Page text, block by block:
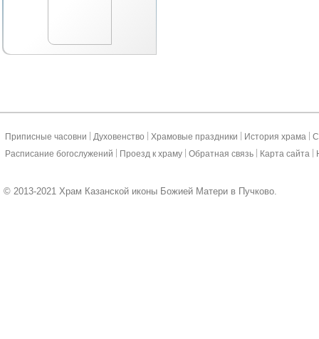
Приписные часовни Духовенство Храмовые праздники История храма
Расписание богослужений
Проезд к храму Обратная связь Карта сайта
© 2013-2021 Храм Казанской иконы Божией Матери в Пучково.